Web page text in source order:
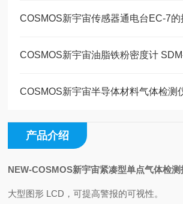
COSMOS新宇宙传感器通电台EC-7的
COSMOS新宇宙油脂铁粉密度计
产品介绍
NEW-COSMOS新宇宙紧凑型单点气体检测
大型图形 LCD，可提高警报的可视性。